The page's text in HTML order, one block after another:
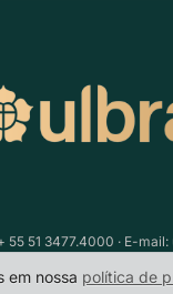
55 51 3477.4000 · E-mail:
em nossa política de